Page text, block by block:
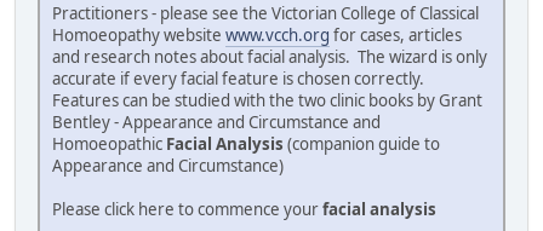
Practitioners - please see the Victorian College of Classical
Homoeopathy website www.vcch.org for cases, articles
and research notes about facial analysis. The wizard is only
accurate if every facial feature is chosen correctly.
Features can be studied with the two clinic books by Grant
Bentley - Appearance and Circumstance and
Homoeopathic Facial Analysis (companion guide to
Appearance and Circumstance)
Please click here to commence yourfacial analysis